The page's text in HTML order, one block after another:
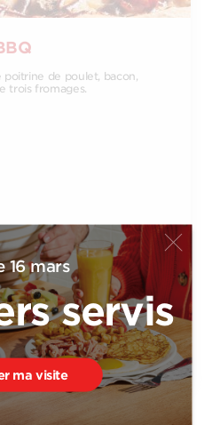
poitrine de poulet, bacon,
trois fromages.
16 mars
servis
ma visite